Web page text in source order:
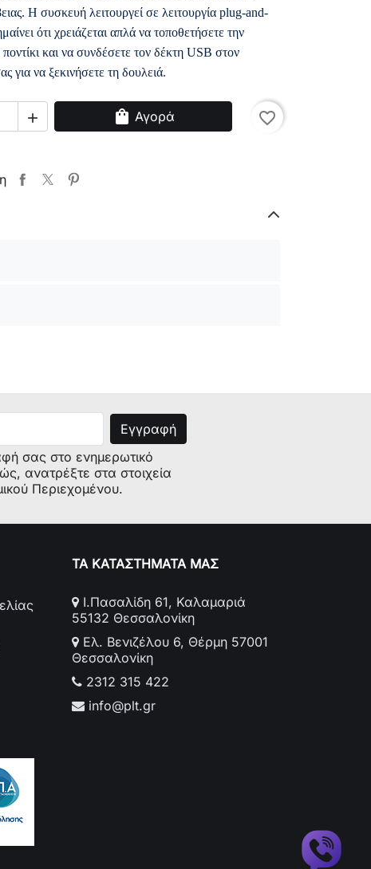
Η συσκευή λειτουργεί σε λειτουργία plug-and-
ότι χρειάζεται απλά να τοποθετήσετε την
και να συνδέσετε τον δέκτη USB στον
για να ξεκινήσετε τη δουλειά.
 shopping_bag Αγορά favorite_border
σας στο ενημερωτικό
ανατρέξτε στα στοιχεία
Περιεχομένου.
ΤΑ ΚΑΤΑΣΤΗΜΑΤΑ ΜΑΣ
Ι.Πασαλίδη 61, Καλαμαριά
55132 Θεσσαλονίκη
Ελ. Βενιζέλου 6, Θέρμη 57001
Θεσσαλονίκη
2312 315 422
info@plt.gr